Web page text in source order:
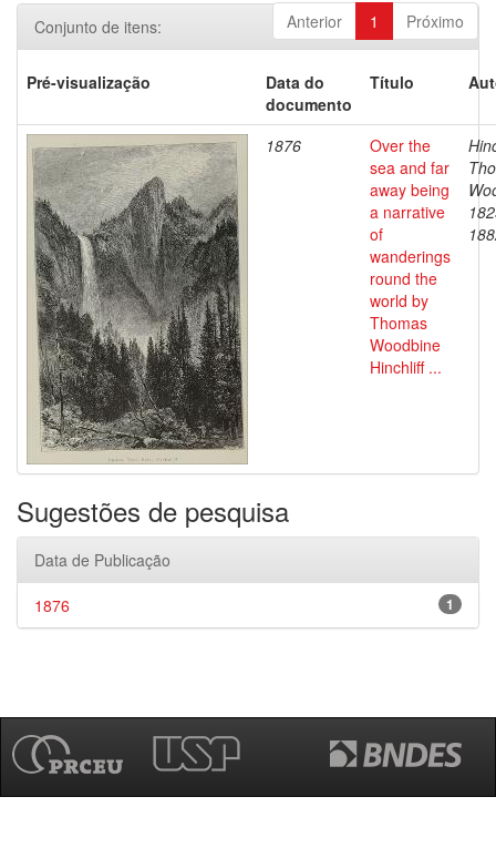
Anterior 1 Próximo
Conjunto de itens:
Pré-visualização
Data do
documento
Título
1876
Over the
sea and far
away being
a narrative
of
wanderings
round the
world by
Thomas
Woodbine
Hinchliff ...
Sugestões de pesquisa
Data de Publicação
1
1876